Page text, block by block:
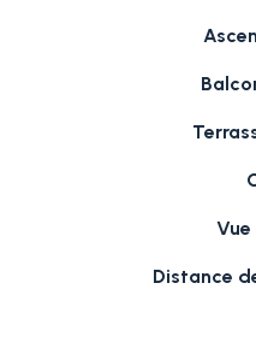
Vue
Distance